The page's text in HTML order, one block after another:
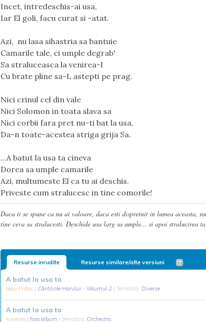
Incet, intredeschis-ai usa,
Iar El goli, facu curat si -atat.
Azi,  nu lasa sihastria sa bantuie
Camarile tale, ci umple degrab'
Sa straluceasca la venirea-I
Cu brate pline sa-L astepti pe prag.
Nici crinul cel din vale
Nici Solomon in toata slava sa
Nici corbii fara pret nu-ti bat la usa,
Da-n toate-acestea striga grija Sa.
...A batut la usa ta cineva
Dorea sa umple camarile
Azi, multumeste El ca tu ai deschis.
Priveste cum stralucesc in tine comorile!
Daca ti se spune ca nu ai valoare, daca esti dispretuit in lumea aceasta,
tine ceva sa stralucesti. Deschide usa larg sa umple... si apoi stralucirea
Resurse inrudite Resurse similare/alte versiuni
A batut la usa ta
Nelu Pribac | Cântările Harului - Volumul 2 | Tematica: Diverse
A batut la usa ta
Anonim | fara album | Tematica: Orchestra